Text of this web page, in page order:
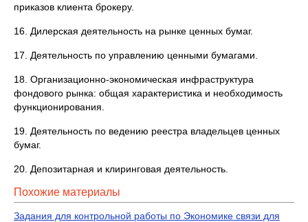
приказов клиента брокеру.
16. Дилерская деятельность на рынке ценных бумаг.
17. Деятельность по управлению ценными бумагами.
18. Организационно-экономическая инфраструктура
фондового рынка: общая характеристика и необходимость
функционирования.
19. Деятельность по ведению реестра владельцев ценных
бумаг.
20. Депозитарная и клиринговая деятельность.
Похожие материалы
Задания для контрольной работы по Экономике связи для